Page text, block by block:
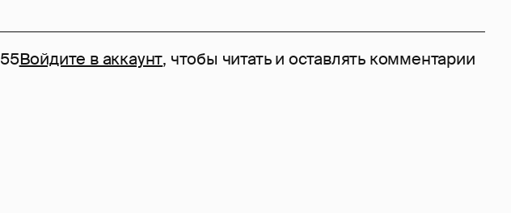
55Войдите в аккаунт, чтобы читать и оставлять комментарии